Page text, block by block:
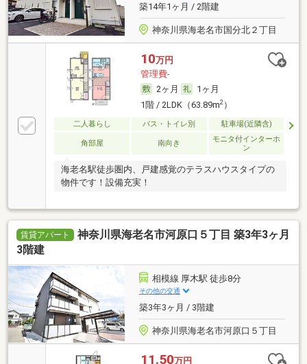
築14年1ヶ月 / 2階建
神奈川県海老名市国分北２丁目
10万円
管理費-
2ヶ月
1ヶ月
1階 / 2LDK（63.89m2）
二人暮らし バス・トイレ別 駐車場(近隣含)
角部屋 南向き
モニタ付インターホ
ン
海老名駅徒歩圏内、戸建感覚のテラスハウスタイプの
物件です！設備充実！
賃貸アパート
神奈川県海老名市河原口５丁目 築3年3ヶ月
3階建
相模線 厚木駅 徒歩8分
その他の交通
築3年3ヶ月 / 3階建
神奈川県海老名市河原口５丁目
11.50万円